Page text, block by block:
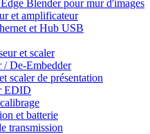
Blender pour mur d'images
et amplificateur
et Hub USB
et scaler
/ De-Embedder
scaler de présentation
EDID
et batterie
transmission